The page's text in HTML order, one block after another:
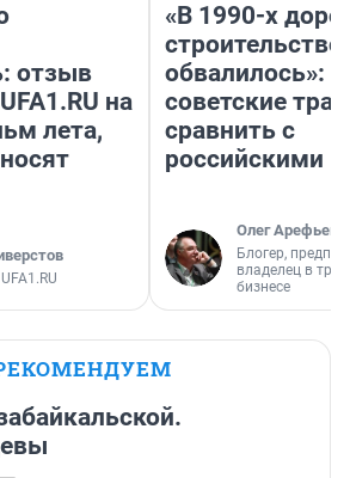
отзыв
на
лета,
«В 1990-х
строительство
обвалилось»:
советские
сравнить с
российскими
Олег Арефьев
Блогер,
владелец в
бизнесе